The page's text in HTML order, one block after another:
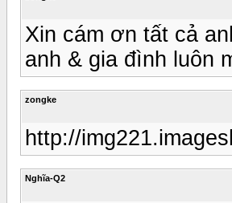
Xin cám ơn tất cả
anh & gia đình luôn
zongke
http://
Nghĩa-Q2